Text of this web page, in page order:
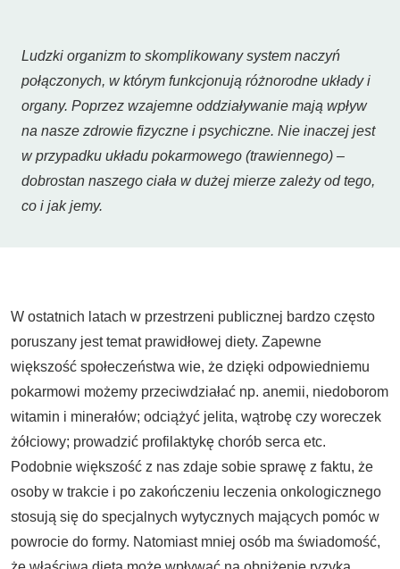
Ludzki organizm to skomplikowany system naczyń
połączonych, w którym funkcjonują różnorodne układy i
organy. Poprzez wzajemne oddziaływanie mają wpływ
na nasze zdrowie fizyczne i psychiczne. Nie inaczej jest
w przypadku układu pokarmowego (trawiennego) –
dobrostan naszego ciała w dużej mierze zależy od tego,
co i jak jemy.
W ostatnich latach w przestrzeni publicznej bardzo często
poruszany jest temat prawidłowej diety. Zapewne
większość społeczeństwa wie, że dzięki odpowiedniemu
pokarmowi możemy przeciwdziałać np. anemii, niedoborom
witamin i minerałów; odciążyć jelita, wątrobę czy woreczek
żółciowy; prowadzić profilaktykę chorób serca etc.
Podobnie większość z nas zdaje sobie sprawę z faktu, że
osoby w trakcie i po zakończeniu leczenia onkologicznego
stosują się do specjalnych wytycznych mających pomóc w
powrocie do formy. Natomiast mniej osób ma świadomość,